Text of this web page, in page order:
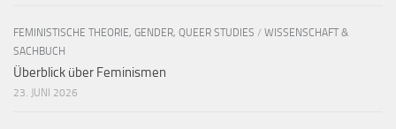
FEMINISTISCHE THEORIE, GENDER, QUEER STUDIES / WISSENSCHAFT &
SACHBUCH
Überblick über Feminismen
23. JUNI 2026